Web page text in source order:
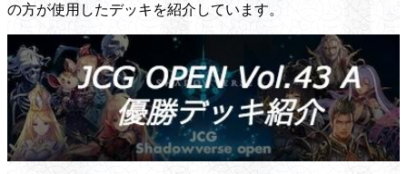
の方が使用したデッキを紹介しています。